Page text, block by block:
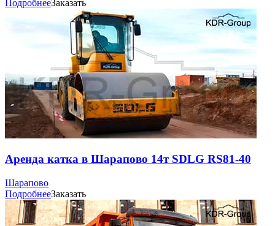
ПодробнееЗаказать
Аренда катка в Шарапово 14т SDLG RS81-40
Шарапово
ПодробнееЗаказать